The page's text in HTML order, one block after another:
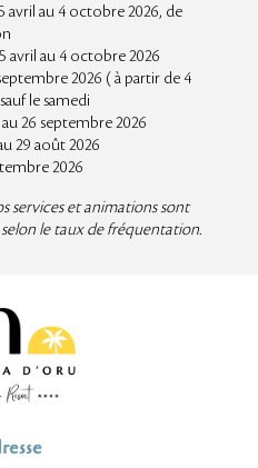
avril au 4 octobre 2026, de
avril au 4 octobre 2026
2026 ( à partir de 4
le samedi
26 septembre 2026
29 août 2026
2026
services et animations sont
le taux de fréquentation.